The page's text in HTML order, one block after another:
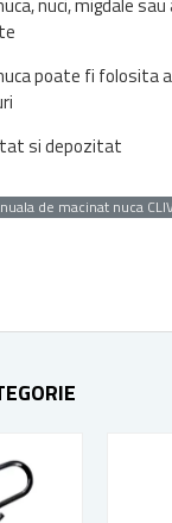
poate fi folosita
si depozitat
de macinat nuca